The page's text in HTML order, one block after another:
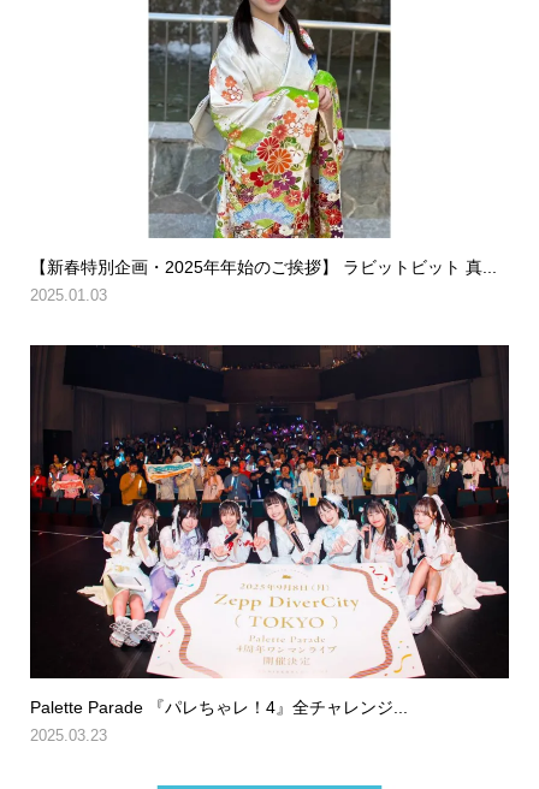
【新春特別企画・2025年年始のご挨拶】 ラビットビット 真...
2025.01.03
Palette Parade 『パレちゃレ！4』全チャレンジ...
2025.03.23